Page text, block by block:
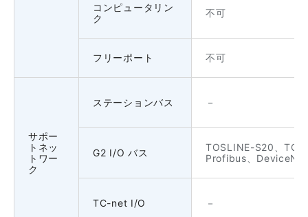
コンピュータリン
ク
不可
フリーポート 不可
サポー
トネッ
トワー
ク
ステーションバス －
G2 I/O バス
TOSLINE-S20、
Profibus、DeviceNet
TC-net I/O －